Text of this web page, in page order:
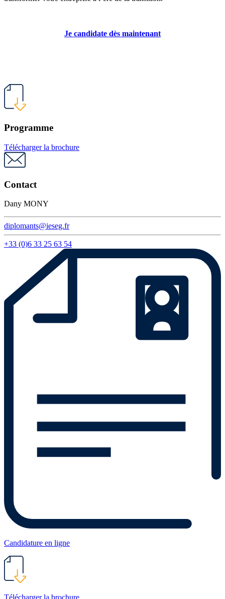
Je candidate dès maintenant
Programme
Télécharger la brochure
Contact
Dany MONY
diplomants@ieseg.fr
+33 (0)6 33 25 63 54
Candidature en ligne